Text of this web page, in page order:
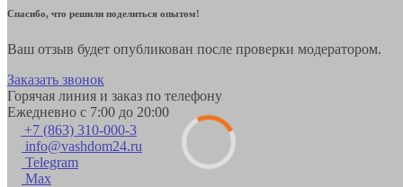
Спасибо, что решили поделиться опытом!
Ваш отзыв будет опубликован после проверки модератором.
Заказать звонок
Горячая линия и заказ по телефону
Ежедневно с 7:00 до 20:00
+7 (863) 310-000-3
info@vashdom24.ru
Telegram
Max